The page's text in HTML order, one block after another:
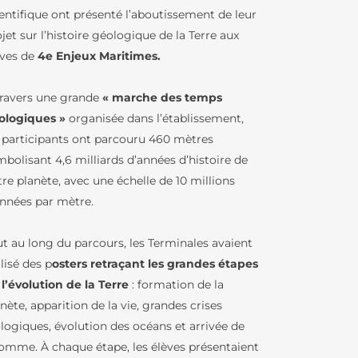
/ CDI
LFB
DE
– GREC
ont présenté l’aboutissement de leur
sur l’histoire géologique de la Terre aux
de4e Enjeux Maritimes.
une grande« marche des temps
» organisée dans l’établissement,
participants ont parcouru 460 mètres
4,6 milliards d’années d’histoire de
planète, avec une échelle de 10 millions
par mètre.
au long du parcours, les Terminales avaient
des posters retraçant les grandes étapes
de la Terre : formation de la
apparition de la vie, grandes crises
évolution des océans et arrivée de
À chaque étape, les élèves présentaient